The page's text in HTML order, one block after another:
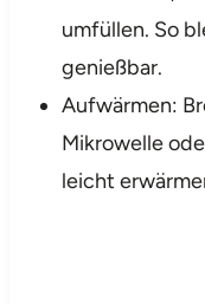
umfüllen. So
genießbar.
Aufwärmen:
Mikrowelle
leicht